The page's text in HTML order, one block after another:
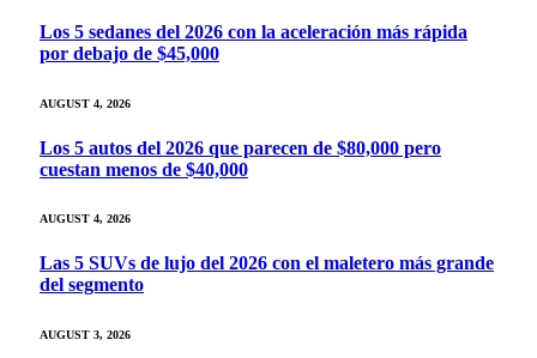
Los 5 sedanes del 2026 con la aceleración más rápida
por debajo de $45,000
AUGUST 4, 2026
Los 5 autos del 2026 que parecen de $80,000 pero
cuestan menos de $40,000
AUGUST 4, 2026
Las 5 SUVs de lujo del 2026 con el maletero más grande
del segmento
AUGUST 3, 2026